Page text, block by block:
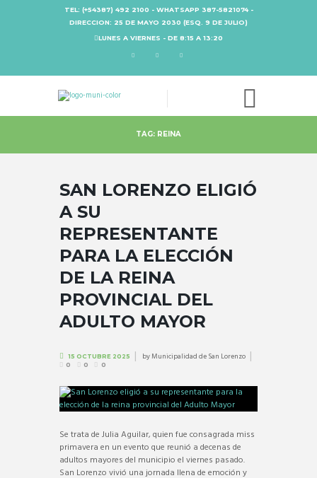
TEL: (+54387) 492 2100 - WHATSAPP 387-5821074 -
DIRECCION: 25 DE MAYO 2030 (ESQ. 9 DE JULIO)
LUNES A VIERNES - DE 8:15 A 13:20
TAG: REINA
SAN LORENZO ELIGIÓ
A SU
REPRESENTANTE
PARA LA ELECCIÓN
DE LA REINA
PROVINCIAL DEL
ADULTO MAYOR
15 OCTUBRE 2025 byMunicipalidad de San Lorenzo
0 0 0
Se trata de Julia Aguilar, quien fue consagrada miss
primavera en un evento que reunió a decenas de
adultos mayores del municipio el viernes pasado.
San Lorenzo vivió una jornada llena de emoción y